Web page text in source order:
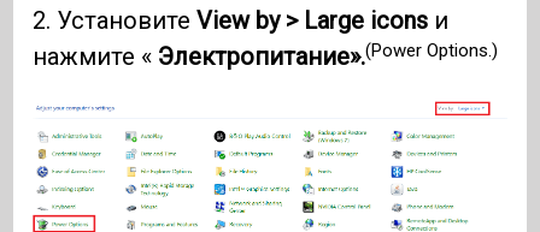
2. УстановитеView by > Large icons и
нажмите « Электропитание».(Power Options.)